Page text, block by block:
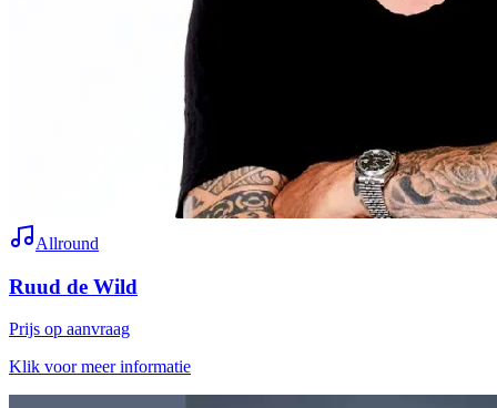
Allround
Ruud de Wild
Prijs op aanvraag
Klik voor meer informatie